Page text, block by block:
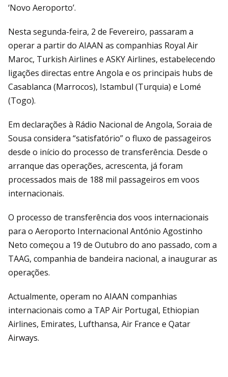
‘Novo Aeroporto’.
Nesta segunda-feira, 2 de Fevereiro, passaram a
operar a partir do AIAAN as companhias Royal Air
Maroc, Turkish Airlines e ASKY Airlines, estabelecendo
ligações directas entre Angola e os principais hubs de
Casablanca (Marrocos), Istambul (Turquia) e Lomé
(Togo).
Em declarações à Rádio Nacional de Angola, Soraia de
Sousa considera “satisfatório” o fluxo de passageiros
desde o início do processo de transferência. Desde o
arranque das operações, acrescenta, já foram
processados mais de 188 mil passageiros em voos
internacionais.
O processo de transferência dos voos internacionais
para o Aeroporto Internacional António Agostinho
Neto começou a 19 de Outubro do ano passado, com a
TAAG, companhia de bandeira nacional, a inaugurar as
operações.
Actualmente, operam no AIAAN companhias
internacionais como a TAP Air Portugal, Ethiopian
Airlines, Emirates, Lufthansa, Air France e Qatar
Airways.